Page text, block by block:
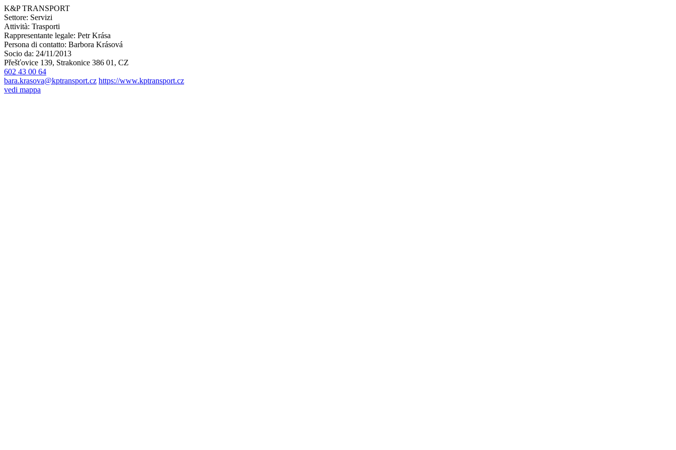
K&P TRANSPORT
Settore: Servizi
Attività: Trasporti
Rappresentante legale: Petr Krása
Persona di contatto: Barbora Krásová
Socio da: 24/11/2013
Přešťovice 139, Strakonice 386 01, CZ
602 43 00 64
bara.krasova@kptransport.cz https://www.kptransport.cz
vedi mappa